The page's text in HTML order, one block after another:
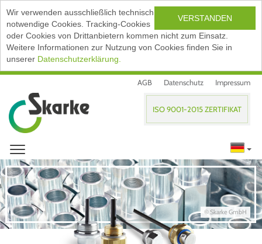
VERSTANDEN
Wir verwenden ausschließlich technisch
notwendige Cookies. Tracking-Cookies
oder Cookies von Drittanbietern kommen nicht zum Einsatz.
Weitere Informationen zur Nutzung von Cookies finden Sie in
unserer Datenschutzerklärung.
AGB Datenschutz Impressum
ISO 9001-2015 ZERTIFIKAT
© Skarke GmbH